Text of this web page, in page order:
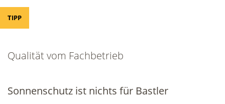
TIPP
Qualität vom Fachbetrieb
Sonnenschutz ist nichts für Bastler